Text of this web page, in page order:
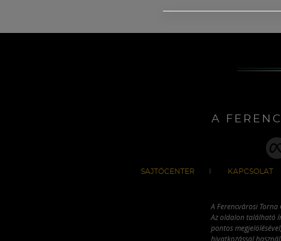
A
SAJTÓCENTER KAPCSOLAT
A Ferencvárosi
Az oldalon található
pontos
hivatkozással